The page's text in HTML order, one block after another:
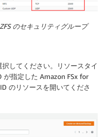
のセキュリティグループ
択してください。リソースタイ
が指定した Amazon FSx for
のリソースを開いてくださ